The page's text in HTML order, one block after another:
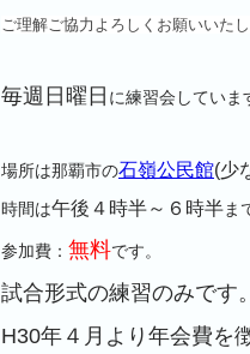
ご理解ご協力よろしくお願いいたし
毎週日曜日 に練習会していま
場所は那覇市の石嶺公民館(少
時間は午後４時半～６時半ま
参加費： 無料です。
試合形式の練習のみです。
H30年４月より年会費を